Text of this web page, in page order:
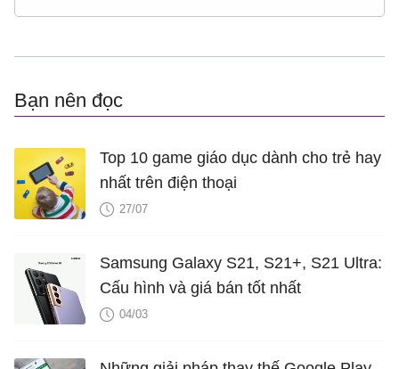
Bạn nên đọc
Top 10 game giáo dục dành cho trẻ hay
nhất trên điện thoại
27/07
Samsung Galaxy S21, S21+, S21 Ultra:
Cấu hình và giá bán tốt nhất
04/03